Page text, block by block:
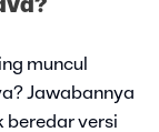
muncul
Jawabannya
beredar versi